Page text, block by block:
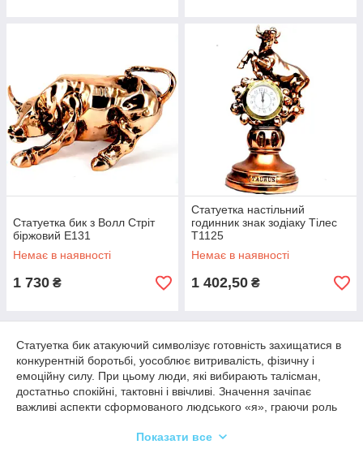
Статуетка бик з Волл Стріт
біржовий E131
Немає в наявності
1 730 ₴
Статуетка настільний
годинник знак зодіаку Тілес
T1125
Немає в наявності
1 402,50 ₴
Статуетка бик атакуючий символізує готовність захищатися в
конкурентній боротьбі, уособлює витривалість, фізичну і
емоційну силу. При цьому люди, які вибирають талісман,
достатньо спокійні, тактовні і ввічливі. Значення зачіпає
важливі аспекти сформованого людського «я», граючи роль
дешево рекомендуємо на платформі svit-podarunkiv.ua.
Показати все